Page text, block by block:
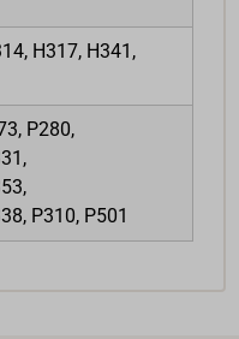
H317, H341,
P280,
P310, P501